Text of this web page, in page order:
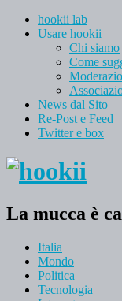
hookii lab
Usare hookii
Chi siamo
Come
News dal Sito
Re-Post e Feed
Twitter e box
La mucca è
Italia
Mondo
Politica
Tecnologia